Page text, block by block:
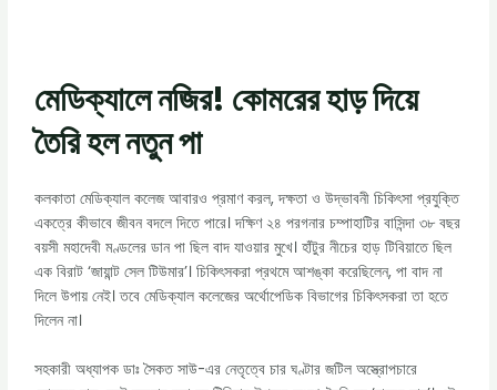
মেডিক্যালে নজির! কোমরের হাড় দিয়ে
তৈরি হল নতুন পা
কলকাতা মেডিক্যাল কলেজ আবারও প্রমাণ করল, দক্ষতা ও উদ্ভাবনী চিকিৎসা প্রযুক্তি
একত্রে কীভাবে জীবন বদলে দিতে পারে। দক্ষিণ ২৪ পরগনার চম্পাহাটির বাসিন্দা ৩৮ বছর
বয়সী মহাদেবী মণ্ডলের ডান পা ছিল বাদ যাওয়ার মুখে। হাঁটুর নীচের হাড় টিবিয়াতে ছিল
এক বিরাট ‘জায়ান্ট সেল টিউমার’। চিকিৎসকরা প্রথমে আশঙ্কা করেছিলেন, পা বাদ না
দিলে উপায় নেই। তবে মেডিক্যাল কলেজের অর্থোপেডিক বিভাগের চিকিৎসকরা তা হতে
দিলেন না।
সহকারী অধ্যাপক ডাঃ সৈকত সাউ-এর নেতৃত্বে চার ঘণ্টার জটিল অস্ত্রোপচারে